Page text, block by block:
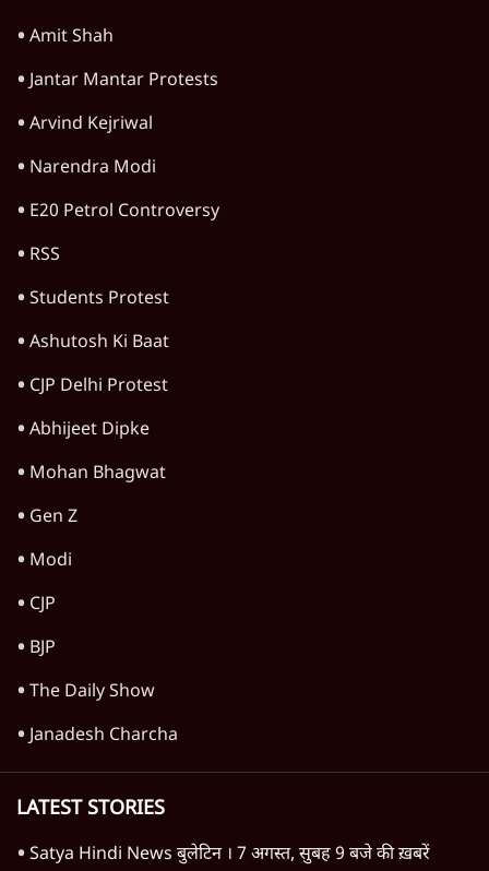
Amit Shah
Jantar Mantar Protests
Arvind Kejriwal
Narendra Modi
E20 Petrol Controversy
RSS
Students Protest
Ashutosh Ki Baat
CJP Delhi Protest
Abhijeet Dipke
Mohan Bhagwat
Gen Z
Modi
CJP
BJP
The Daily Show
Janadesh Charcha
LATEST STORIES
Satya Hindi News बुलेटिन । 7 अगस्त, सुबह 9 बजे की ख़बरें